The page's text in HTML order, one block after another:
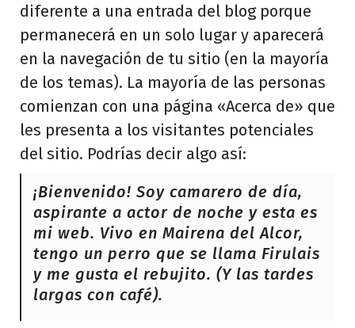
diferente a una entrada del blog porque
permanecerá en un solo lugar y aparecerá
en la navegación de tu sitio (en la mayoría
de los temas). La mayoría de las personas
comienzan con una página «Acerca de» que
les presenta a los visitantes potenciales
del sitio. Podrías decir algo así:
¡Bienvenido! Soy camarero de día,
aspirante a actor de noche y esta es
mi web. Vivo en Mairena del Alcor,
tengo un perro que se llama Firulais
y me gusta el rebujito. (Y las tardes
largas con café).